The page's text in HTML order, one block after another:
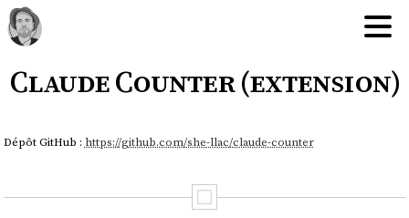
Claude Counter (extension)
Dépôt GitHub : https://github.com/she-llac/claude-counter